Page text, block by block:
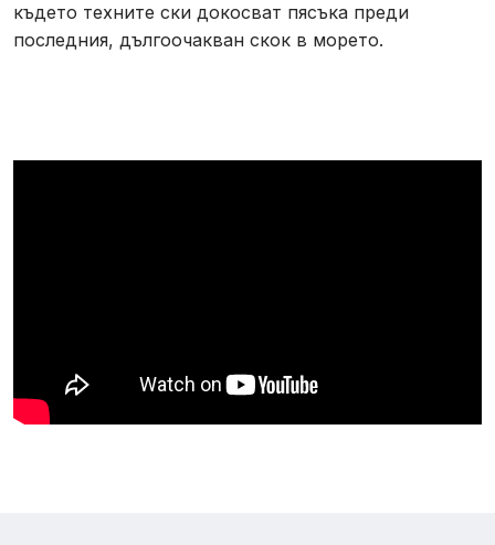
където техните ски докосват пясъка преди
последния, дългоочакван скок в морето.